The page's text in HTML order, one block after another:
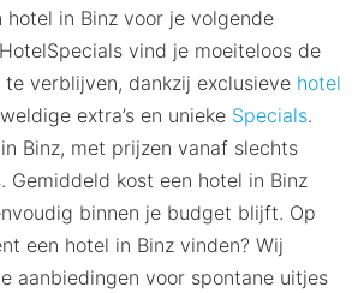
hotel in Binz voor je volgende
vind je moeiteloos de
verblijven, dankzij exclusieve hotel
extra’s en unieke Specials.
Binz, met prijzen vanaf slechts
Gemiddeld kost een hotel in Binz
binnen je budget blijft. Op
een hotel in Binz vinden? Wij
aanbiedingen voor spontane uitjes